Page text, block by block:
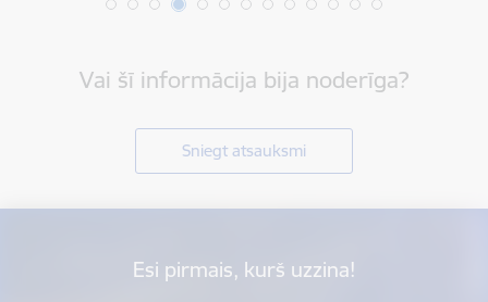
Vai šī informācija bija noderīga?
Sniegt atsauksmi
Esi pirmais, kurš uzzina!